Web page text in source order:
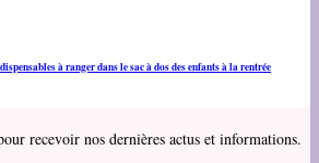
à ranger dans le sac à dos des enfants à la rentrée
recevoir nos dernières actus et informations.